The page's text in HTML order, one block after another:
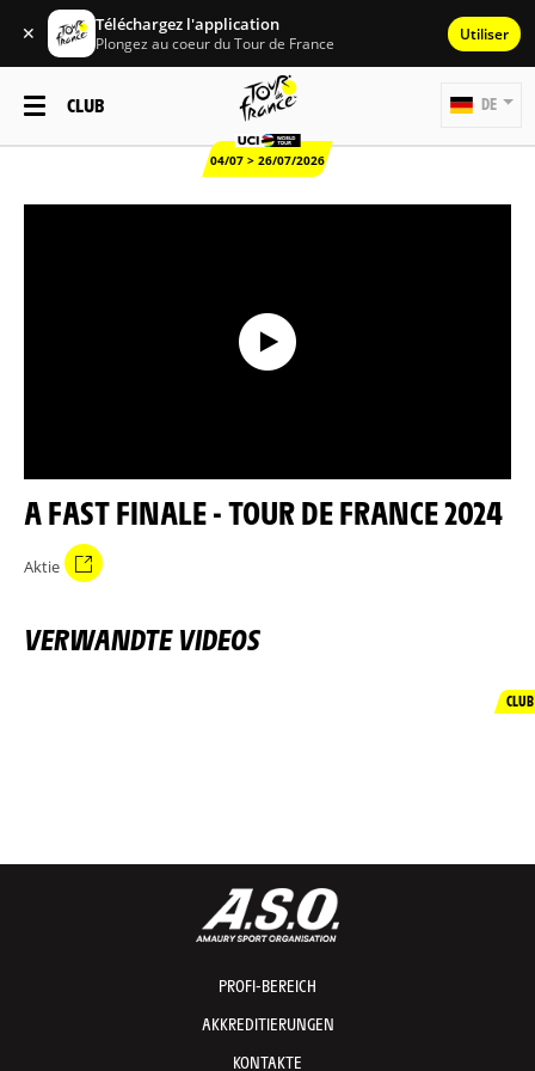
✕ Téléchargez l'application
Plongez au coeur du Tour de France Utiliser
CLUB
04/07 > 26/07/2026
DE
A FAST FINALE - TOUR DE FRANCE 2024
Aktie
VERWANDTE VIDEOS
CLUB
PROFI-BEREICH
AKKREDITIERUNGEN
KONTAKTE